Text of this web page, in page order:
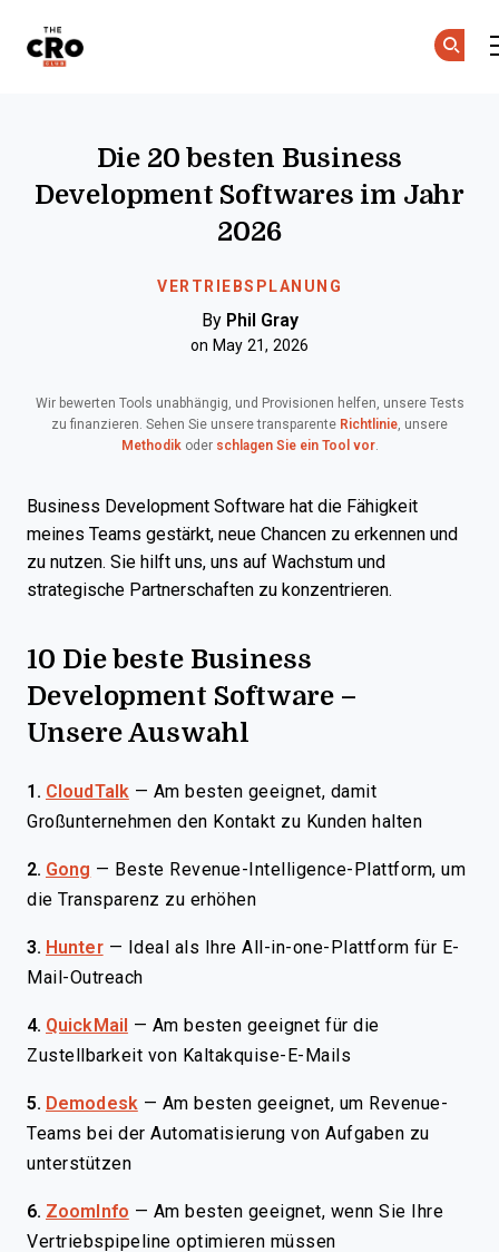
VERTRIEBSPLANUNG
Die 20 besten Business
Development Softwares im Jahr
2026
By Phil Gray
on May 21, 2026
Wir bewerten Tools unabhängig, und Provisionen helfen, unsere Tests
zu finanzieren. Sehen Sie unsere transparente Richtlinie, unsere
Methodikoder schlagen Sie ein Tool vor.
Business Development Software hat die Fähigkeit
meines Teams gestärkt, neue Chancen zu erkennen und
zu nutzen. Sie hilft uns, uns auf Wachstum und
strategische Partnerschaften zu konzentrieren.
10 Die beste Business
Development Software –
Unsere Auswahl
1. CloudTalk — Am besten geeignet, damit
Großunternehmen den Kontakt zu Kunden halten
2. Gong — Beste Revenue-Intelligence-Plattform, um
die Transparenz zu erhöhen
3. Hunter —
Ideal als Ihre All-in-one-Plattform für E-
Mail-Outreach
4. QuickMail — Am besten geeignet für die
Zustellbarkeit von Kaltakquise-E-Mails
5. Demodesk — Am besten geeignet, um Revenue-
Teams bei der Automatisierung von Aufgaben zu
unterstützen
6. ZoomInfo — Am besten geeignet, wenn Sie Ihre
Vertriebspipeline optimieren müssen